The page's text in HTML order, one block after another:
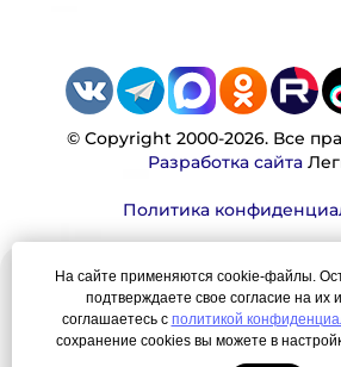
© Copyright 2000-2026. Все
Разработка сайта
Политика
Наша
Мы — честно, много, давно
На сайте применяются cookie-файлы.
подтверждаете свое согласие на их
соглашаетесь с политикой
сохранение cookies вы можете в